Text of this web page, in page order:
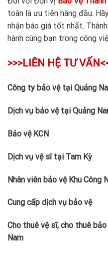
toàn là ưu tiên hàng đầu.
nhận báo giá tốt nhất.
hành cùng bạn trong công
>>>LIÊN HỆ TƯ
Công ty bảo vệ tại Quảng
Dịch vụ bảo vệ tại Quảng
Bảo vệ KCN
Dịch vụ vệ sĩ tại Tam Kỳ
Nhân viên bảo vệ Khu Công
Cung cấp dịch vụ bảo vệ
Cho thuê vệ sĩ, cho thuê
Nam